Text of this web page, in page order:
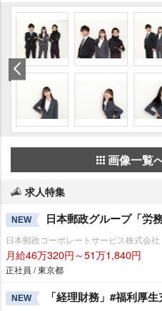
画像一覧
求人特集
NEW 日本郵政グループ「労
日本郵政コーポレートサービス株式会社
月給46万320円～51万1,840円
正社員 / 東京都
NEW 「経理財務」#福利厚